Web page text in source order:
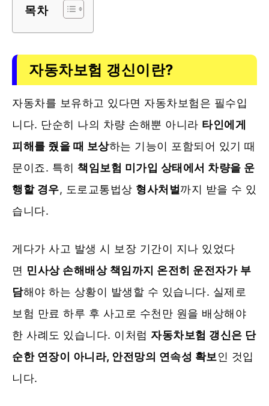
목차
자동차보험 갱신이란?
자동차를 보유하고 있다면 자동차보험은 필수입
니다. 단순히 나의 차량 손해뿐 아니라 타인에게
피해를 줬을 때 보상하는 기능이 포함되어 있기 때
문이죠. 특히 책임보험 미가입 상태에서 차량을 운
행할 경우, 도로교통법상 형사처벌 까지 받을 수 있
습니다.
게다가 사고 발생 시 보장 기간이 지나 있었다
면 민사상 손해배상 책임까지 온전히 운전자가 부
담해야 하는 상황이 발생할 수 있습니다. 실제로
보험 만료 하루 후 사고로 수천만 원을 배상해야
한 사례도 있습니다. 이처럼 자동차보험 갱신은 단
순한 연장이 아니라, 안전망의 연속성 확보인 것입
니다.